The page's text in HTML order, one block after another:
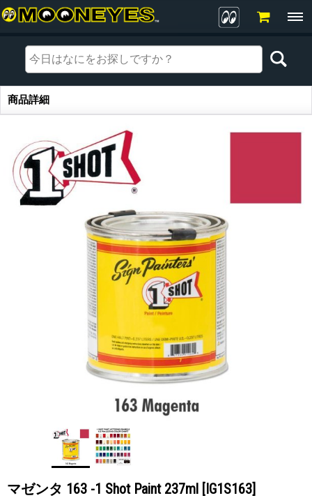
商品詳細
商品詳細
マゼンタ 163 -1 Shot Paint 237ml [IG1S163]